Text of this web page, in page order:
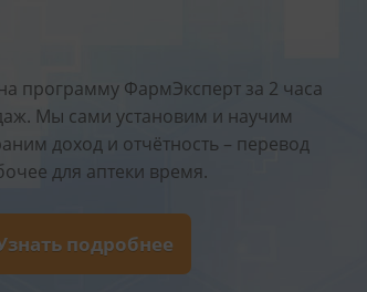
программу ФармЭксперт за 2 часа
Мы сами установим и научим
доход и отчётность – перевод
для аптеки время.
подробнее